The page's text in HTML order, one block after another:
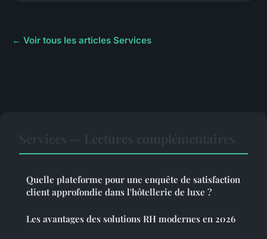
← Voir tous les articles Services
Quelle plateforme pour une enquête de satisfaction
client approfondie dans l'hôtellerie de luxe ?
Les avantages des solutions RH modernes en 2026